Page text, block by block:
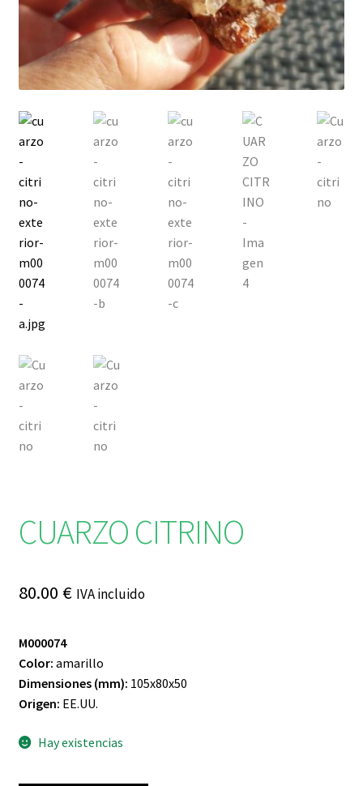
CUARZO CITRINO
80.00 € IVA incluido
M000074
Color: amarillo
Dimensiones (mm): 105x80x50
Origen: EE.UU.
Hay existencias